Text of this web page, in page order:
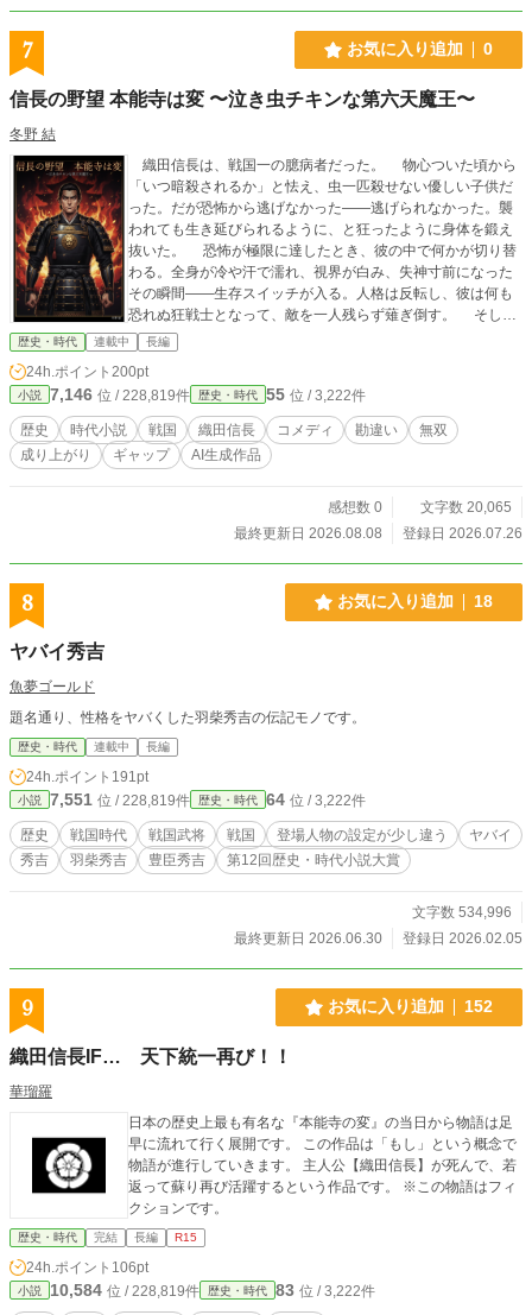
7 お気に入り追加 0
信長の野望 本能寺は変 〜泣き虫チキンな第六天魔王〜
冬野 結
織田信長は、戦国一の臆病者だった。 物心ついた頃から
「いつ暗殺されるか」と怯え、虫一匹殺せない優しい子供だ
った。だが恐怖から逃げなかった――逃げられなかった。襲
われても生き延びられるように、と狂ったように身体を鍛え
抜いた。 恐怖が極限に達したとき、彼の中で何かが切り替
わる。全身が冷や汗で濡れ、視界が白み、失神寸前になった
その瞬間――生存スイッチが入る。人格は反転し、彼は何も
恐れぬ狂戦士となって、敵を一人残らず薙ぎ倒す。 そして
正気に戻れば、積み上がった死体の山の前で、声を上げて泣
く。「殺すつもりなんてなかった」と。 その涙を、返り血
を、叫びながら無双する姿を、家臣たちは「魔王の怒り」と
誤解した。こうして、恐怖のカリスマ＝第六天魔王・織田信
長が誕生する。 暗殺者を遠ざけたくて買い集めた鉄砲は日
本一のコレクションになり、銃弾を防ぐ南蛮胴欲しさの南蛮
かぶれは「新時代の天才」と讃えられた。弱さと優しさと保
伝説へと誤訳され、彼は望まぬまま天下の階段を駆け上がっ
りたくてもがく、笑って泣ける戦国物語。
歴史・時代 連載中 長編
24h.ポイント 200pt
小説 7,146 位 / 228,819件 歴史・時代 55 位 / 3,222件
歴史 時代小説 戦国 織田信長 コメディ 勘違い
無双
成り上がり
ギャップ AI生成作品
感想数 0
文字数 20,065
最終更新日 2026.08.08
登録日 2026.07.26
8 お気に入り追加 18
ヤバイ秀吉
魚夢ゴールド
題名通り、性格をヤバくした羽柴秀吉の伝記モノです。
歴史・時代 連載中 長編
24h.ポイント 191pt
小説 7,551 位 / 228,819件 歴史・時代 64 位 / 3,222件
歴史 戦国時代 戦国武将 戦国 登場人物の設定が少し違う
ヤバイ
秀吉
羽柴秀吉 豊臣秀吉 第12回歴史・時代小説大賞
文字数 534,996
最終更新日 2026.06.30
登録日 2026.02.05
9 お気に入り追加 152
織田信長IF… 天下統一再び！！
華瑠羅
日本の歴史上最も有名な『本能寺の変』の当日から物語は足
早に流れて行く展開です。 この作品は「もし」という概念で
物語が進行していきます。 主人公【織田信長】が死んで、若
返って蘇り再び活躍するという作品です。 ※この物語はフィ
クションです。
歴史・時代 完結 長編 R15
24h.ポイント 106pt
小説 10,584 位 / 228,819件 歴史・時代 83 位 / 3,222件